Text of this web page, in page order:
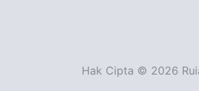
Hak Cipta © 2026